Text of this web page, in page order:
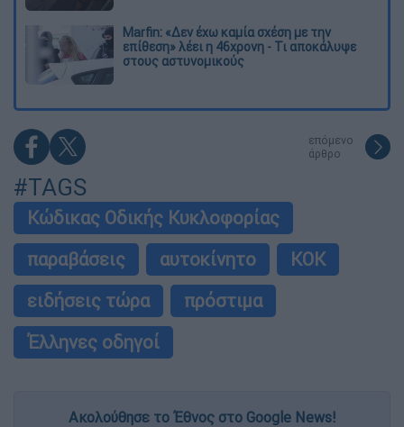
Marfin: «Δεν έχω καμία σχέση με την
επίθεση» λέει η 46χρονη - Τι αποκάλυψε
στους αστυνομικούς
επόμενο
άρθρο
#TAGS
Κώδικας Οδικής Κυκλοφορίας
παραβάσεις
αυτοκίνητο
ΚΟΚ
ειδήσεις τώρα
πρόστιμα
Έλληνες οδηγοί
Ακολούθησε το Έθνος στο Google News!